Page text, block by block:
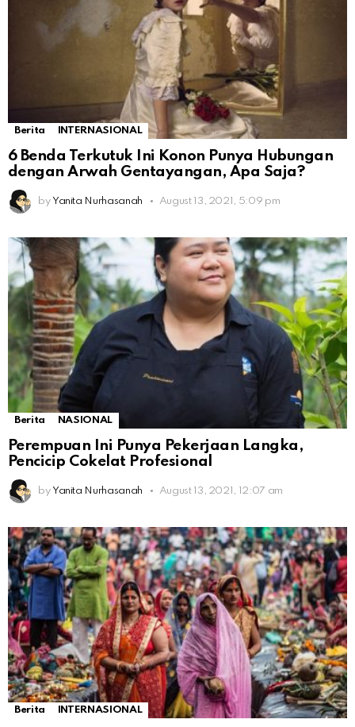
Berita INTERNASIONAL
6 Benda Terkutuk Ini Konon Punya Hubungan
dengan Arwah Gentayangan, Apa Saja?
by Yanita Nurhasanah August 13, 2021, 5:09 pm
Berita NASIONAL
Perempuan Ini Punya Pekerjaan Langka,
Pencicip Cokelat Profesional
by Yanita Nurhasanah August 13, 2021, 12:07 am
Berita INTERNASIONAL